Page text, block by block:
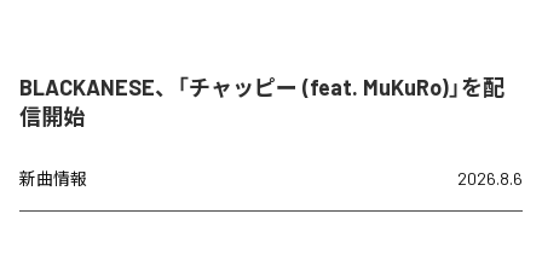
BLACKANESE、「チャッピー (feat. MuKuRo)」を配
信開始
新曲情報 2026.8.6